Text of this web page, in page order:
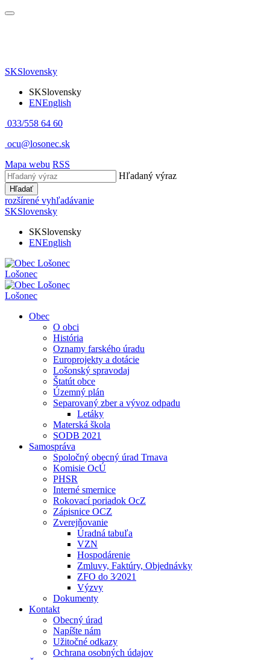
SKSlovensky
SKSlovensky
ENEnglish
033/558 64 60
ocu@losonec.sk
Mapa webu RSS
Hľadaný výraz
Hľadať
rozšírené vyhľadávanie
SKSlovensky
SKSlovensky
ENEnglish
Lošonec
Lošonec
Obec
O obci
História
Oznamy farského úradu
Europrojekty a dotácie
Lošonský spravodaj
Štatút obce
Územný plán
Separovaný zber a vývoz odpadu
Letáky
Materská škola
SODB 2021
Samospráva
Spoločný obecný úrad Trnava
Komisie OcÚ
PHSR
Interné smernice
Rokovací poriadok OcZ
Zápisnice OCZ
Zverejňovanie
Úradná tabuľa
VZN
Hospodárenie
Zmluvy, Faktúry, Objednávky
ZFO do 3⁄2021
Výzvy
Dokumenty
Kontakt
Obecný úrad
Napíšte nám
Užitočné odkazy
Ochrana osobných údajov